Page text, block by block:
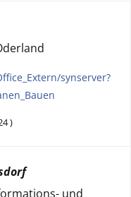
synserver?
)
und